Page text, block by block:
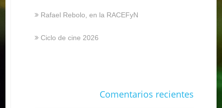
Rafael Rebolo, en la RACEFyN
Ciclo de cine 2026
Comentarios recientes